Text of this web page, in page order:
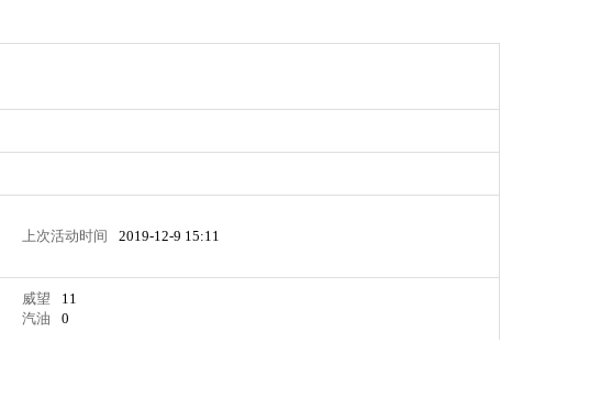
上次活动时间
2019-12-9 15:11
威望
11
汽油 0